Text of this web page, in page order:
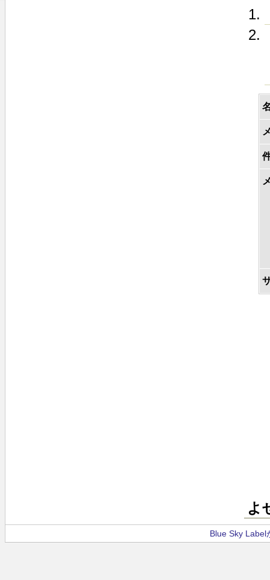
よ
Blue Sky Label